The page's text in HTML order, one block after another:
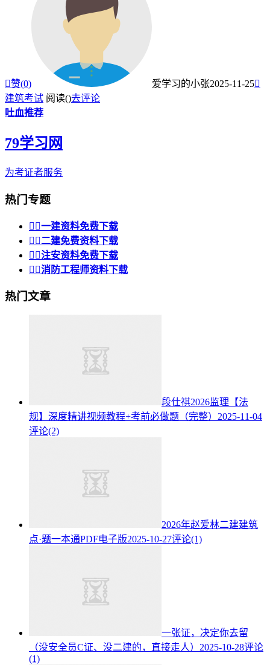
赞(0) 爱学习的小张2025-11-25
建筑考试 阅读()去评论
吐血推荐
79学习网
为考证者服务
热门专题
 一建资料免费下载
 二建免费资料下载
 注安资料免费下载
 消防工程师资料下载
热门文章
段仕祺2026监理【法
规】深度精讲视频教程+考前必做题（完整） 2025-11-04
评论(2)
2026年赵爱林二建建筑
点·题一本通PDF电子版2025-10-27评论(1)
一张证，决定你去留
（没安全员C证、没二建的，直接走人） 2025-10-28评论
(1)